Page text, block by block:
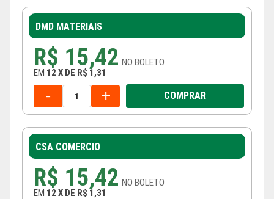
DMD MATERIAIS
R$ 15,42 NO BOLETO
EM 12 X DE R$ 1,31
- + COMPRAR
CSA COMERCIO
R$ 15,42 NO BOLETO
EM 12 X DE R$ 1,31